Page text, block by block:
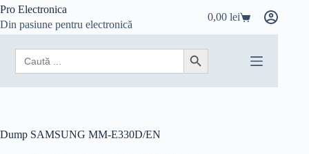
Sari
conținut
Pro Electronica
Din pasiune pentru electronică
Coș
de
cumpărături
0,00lei
Search
for:
Search Button
Dump SAMSUNG MM-E330D/EN